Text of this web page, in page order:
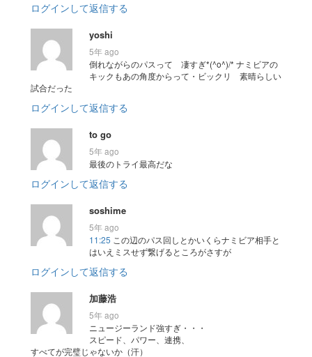
ログインして返信する
yoshi
5年 ago
倒れながらのパスって 凄すぎ*(^o^)/* ナミビアの
キックもあの角度からって・ビックリ 素晴らしい
試合だった
ログインして返信する
to go
5年 ago
最後のトライ最高だな
ログインして返信する
soshime
5年 ago
11:25 この辺のパス回しとかいくらナミビア相手と
はいえミスせず繋げるところがさすが
ログインして返信する
加藤浩
5年 ago
ニュージーランド強すぎ・・・
スピード、パワー、連携、
すべてが完璧じゃないか（汗）